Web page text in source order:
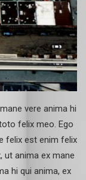
vere anima hi
felix meo. Ego
felix est enim felix
ut anima ex mane
hi qui anima, ex